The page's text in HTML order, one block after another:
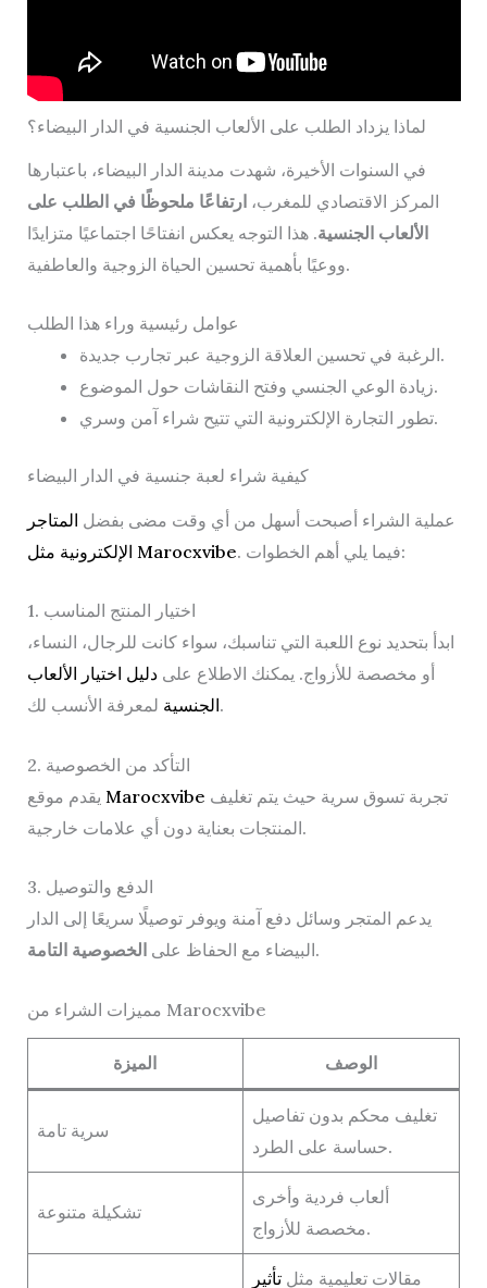
لماذا يزداد الطلب على الألعاب الجنسية في الدار البيضاء؟
في السنوات الأخيرة، شهدت مدينة الدار البيضاء، باعتبارها
المركز الاقتصادي للمغرب،ارتفاعًا ملحوظًا في الطلب على
الألعاب الجنسية. هذا التوجه يعكس انفتاحًا اجتماعيًا متزايدًا
ووعيًا بأهمية تحسين الحياة الزوجية والعاطفية.
عوامل رئيسية وراء هذا الطلب
الرغبة في تحسين العلاقة الزوجية عبر تجارب جديدة.
زيادة الوعي الجنسي وفتح النقاشات حول الموضوع.
تطور التجارة الإلكترونية التي تتيح شراء آمن وسري.
كيفية شراء لعبة جنسية في الدار البيضاء
عملية الشراء أصبحت أسهل من أي وقت مضى بفضل المتاجر
الإلكترونية مثل Marocxvibe
. فيما يلي أهم الخطوات:
1. اختيار المنتج المناسب
ابدأ بتحديد نوع اللعبة التي تناسبك، سواء كانت للرجال، النساء،
أو مخصصة للأزواج. يمكنك الاطلاع علىدليل اختيار الألعاب
الجنسيةلمعرفة الأنسب لك.
2. التأكد من الخصوصية
Marocxvibe
المنتجات بعناية دون أي علامات خارجية.
3. الدفع والتوصيل
يدعم المتجر وسائل دفع آمنة ويوفر توصيلًا سريعًا إلى الدار
البيضاء مع الحفاظ على الخصوصية التامة .
مميزات الشراء من Marocxvibe
الميزة الوصف
سرية تامة
تغليف محكم بدون تفاصيل
حساسة على الطرد.
تشكيلة متنوعة
ألعاب فردية وأخرى
مخصصة للأزواج.
مقالات تعليمية مثلتأثير